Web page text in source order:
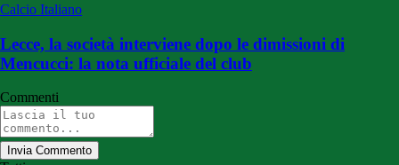
Calcio Italiano
Lecce, la società interviene dopo le dimissioni di
Mencucci: la nota ufficiale del club
Commenti
Invia Commento